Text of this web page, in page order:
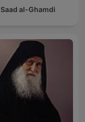
Saad al-Ghamdi